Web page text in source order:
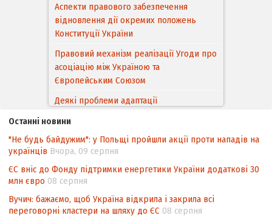
Аспекти правового забезпечення
відновлення дії окремих положень
Конституції України
Правовий механізм реалізації Угоди про
асоціацію між Україною та
Європейським Cоюзом
Деякі проблеми адаптації
походження товарів відповідно до
Угоди про торговельні аспекти прав
інтелектуальної власності (TRIPS) у
контексті євроінтеграції
Аналіз виборчого законодавства щодо
невизначеності механізму повторного
підрахунку голосів виборців
Останні новини
"Не будь байдужим": у Польщі пройшли акції проти нападів на
українців Вчора, 09 серпня
ЄС вніс до Фонду підтримки енергетики України додаткові 30
млн євро 08 серпня
Вучич: бажаємо, щоб Україна відкрила і закрила всі
переговорні кластери на шляху до ЄС 08 серпня